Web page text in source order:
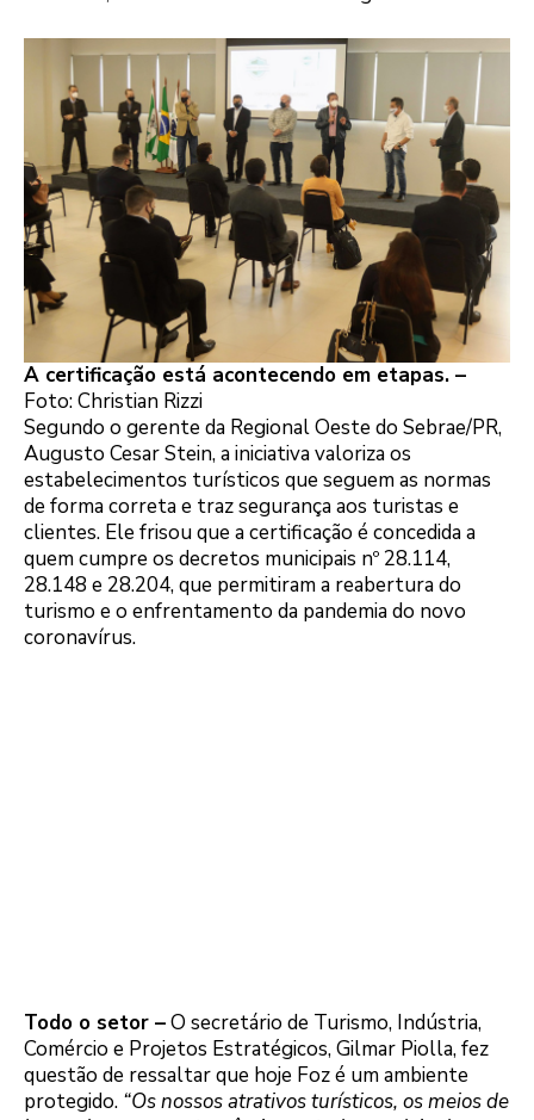
A certificação está acontecendo em etapas. –
Foto: Christian Rizzi
Segundo o gerente da Regional Oeste do Sebrae/PR,
Augusto Cesar Stein, a iniciativa valoriza os
estabelecimentos turísticos que seguem as normas
de forma correta e traz segurança aos turistas e
clientes. Ele frisou que a certificação é concedida a
quem cumpre os decretos municipais nº 28.114,
28.148 e 28.204, que permitiram a reabertura do
turismo e o enfrentamento da pandemia do novo
coronavírus.
Todo o setor –O secretário de Turismo, Indústria,
Comércio e Projetos Estratégicos, Gilmar Piolla, fez
questão de ressaltar que hoje Foz é um ambiente
protegido. “Os nossos atrativos turísticos, os meios de